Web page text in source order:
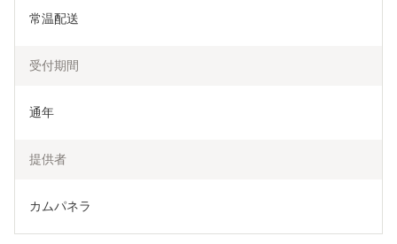
常温配送
受付期間
通年
提供者
カムパネラ